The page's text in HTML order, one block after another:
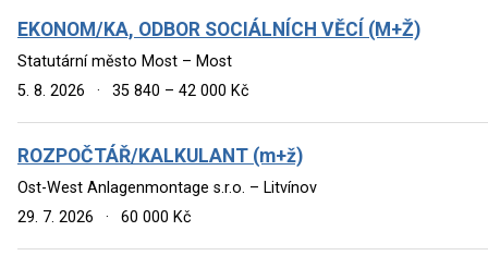
EKONOM/KA, ODBOR SOCIÁLNÍCH VĚCÍ (M+Ž)
Statutární město Most – Most
5. 8. 2026
· 35 840 – 42 000 Kč
ROZPOČTÁŘ/KALKULANT (m+ž)
Ost-West Anlagenmontage s.r.o. – Litvínov
29. 7. 2026
· 60 000 Kč